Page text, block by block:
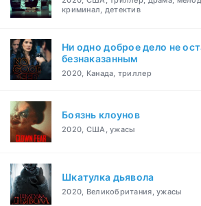
криминал, детектив
Ни одно доброе дело не
безнаказанным
2020, Канада, триллер
Боязнь клоунов
2020, США, ужасы
Шкатулка дьявола
2020, Великобритания, ужасы